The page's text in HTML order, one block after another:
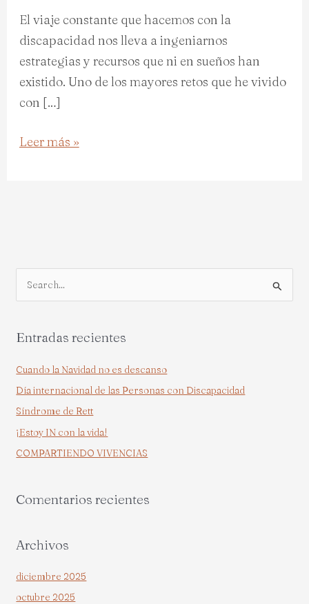
El viaje constante que hacemos con la
discapacidad nos lleva a ingeniarnos
estrategias y recursos que ni en sueños han
existido. Uno de los mayores retos que he vivido
con […]
Leer más »
c
o
r
:
Entradas recientes
Cuando la Navidad no es descanso
Día internacional de las Personas con Discapacidad
Síndrome de Rett
¡Estoy IN con la vida!
COMPARTIENDO VIVENCIAS
Comentarios recientes
Archivos
diciembre 2025
octubre 2025